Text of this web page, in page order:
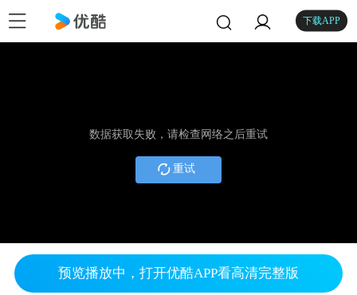
下载APP
数据获取失败，请检查网络之后重试
重试
预览播放中，打开优酷APP看高清完整版